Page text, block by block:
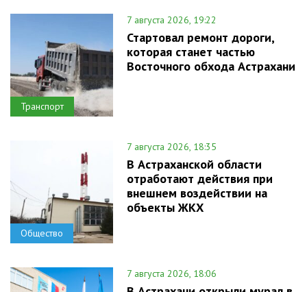
Транспорт
7 августа 2026, 19:22
Стартовал ремонт дороги,
которая станет частью
Восточного обхода Астрахани
Общество
7 августа 2026, 18:35
В Астраханской области
отработают действия при
внешнем воздействии на
объекты ЖКХ
7 августа 2026, 18:06